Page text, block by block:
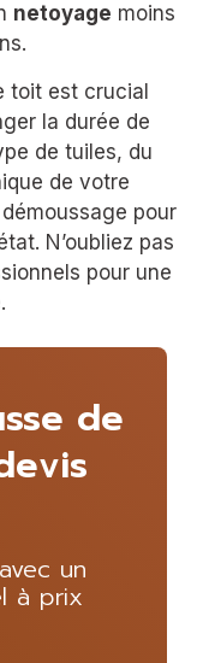
netoyage moins
toit est crucial
la durée de
de tuiles, du
de votre
pour
N’oubliez pas
pour une
de
un
à prix